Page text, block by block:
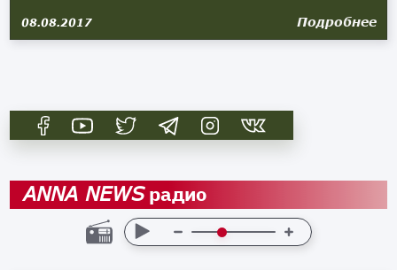
08.08.2017 Подробнее
ANNA NEWSрадио